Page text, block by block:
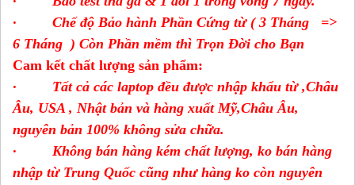
· Chế độ Bảo hành Phần Cứng từ ( 3 Tháng =>
6 Tháng ) Còn Phần mềm thì Trọn Đời cho Bạn
Cam kết chất lượng sản phẩm:
· Tất cả các laptop đều được nhập khẩu từ ,Châu
Âu, USA , Nhật bản và hàng xuất Mỹ,Châu Âu,
nguyên bản 100% không sửa chữa.
· Không bán hàng kém chất lượng, ko bán hàng
nhập từ Trung Quốc cũng như hàng ko còn nguyên